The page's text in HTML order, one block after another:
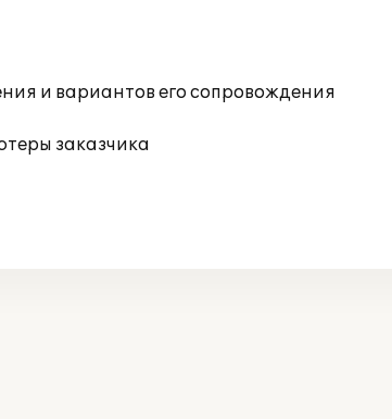
и вариантов его сопровождения
заказчика